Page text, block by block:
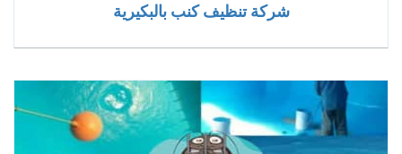
شركة تنظيف كنب بالبكيرية